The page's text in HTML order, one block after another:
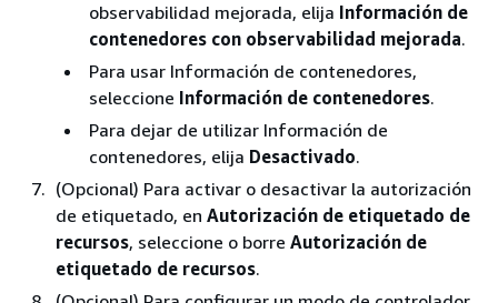
observabilidad mejorada, elija Información de
contenedores con observabilidad mejorada.
Para usar Información de contenedores,
seleccione Información de contenedores.
Para dejar de utilizar Información de
contenedores, elija Desactivado.
(Opcional) Para activar o desactivar la autorización
de etiquetado, en Autorización de etiquetado de
recursos, seleccione o borre Autorización de
etiquetado de recursos.